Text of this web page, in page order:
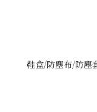
鞋盒/防塵布/防塵